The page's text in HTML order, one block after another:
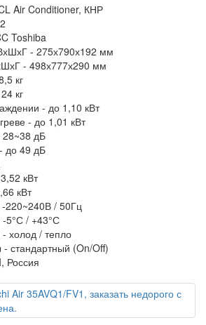
Air Conditioner, КНР
Toshiba
- 275х790х192 мм
- 498х777х290 мм
кг
24 кг
- до 1,10 кВт
- до 1,01 кВт
28~38 дБ
до 49 дБ
3,52 кВт
кВт
220~240В / 50Гц
-5°С / +43°С
холод / тепло
- стандартный (On/Off)
Россия